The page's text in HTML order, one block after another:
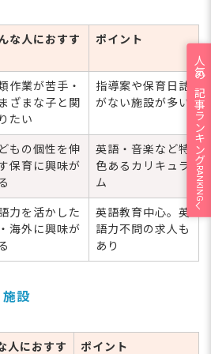
な人におすす
ポイント
作業が苦手・
ざまな子と関
たい
指導案や保育日誌
がない施設が多い
もの個性を伸
保育に興味が
英語・音楽など特
色あるカリキュラ
ム
力を活かした
海外に興味が
英語教育中心。英
語力不問の求人も
あり
施設
人におすす
ポイント
人気の記事ランキング
RANKING